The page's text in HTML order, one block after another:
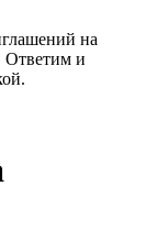
на
Ответим и